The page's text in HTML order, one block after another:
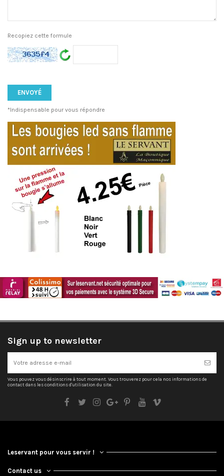
Recopiez cette formule
*Indispensable pour vous répondre
Sign up to newsletter
Vous pouvez vous désinscrire à tout moment. Vous trouverez pour cela nos informations de
contact dans les conditions d'utilisation du site.
Leservant pour vous servir !
Contact us